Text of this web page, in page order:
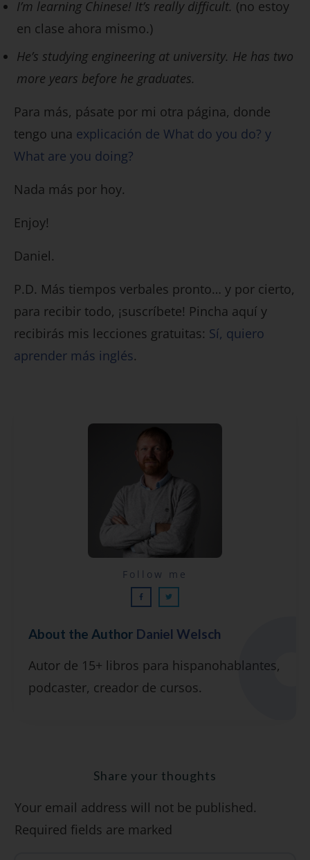
I’m learning Chinese! It’s really difficult. (no estoy
en clase ahora mismo.)
He’s studying engineering at university. He has two
more years before he graduates.
Para más, pásate por mi otra página, donde
tengo una explicación de What do you do? y
What are you doing?
Nada más por hoy.
Enjoy!
Daniel.
P.D. Más tiempos verbales pronto… y por cierto,
para recibir todo, ¡suscríbete! Pincha aquí y
recibirás mis lecciones gratuitas: Sí, quiero
aprender más inglés.
Lecciones por email...
Suscríbete y recibirás 2 o 3 lecciones
gratuitas por semana, además de la guía
"7 errores comunes al hablar inglés (y
SÍ, QUIERO
About the Author Daniel Welsch
Autor de 15+ libros para hispanohablantes,
podcaster, creador de cursos.
Follow me
Share your thoughts
Your email address will not be published.
Required fields are marked